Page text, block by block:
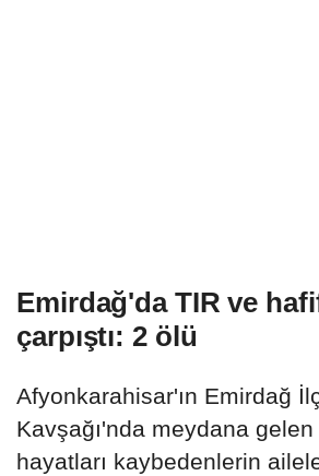
Emirdağ'da TIR ve
çarpıştı: 2 ölü
Afyonkarahisar'ın Emirdağ
Kavşağı'nda meydana gelen
hayatları kaybedenlerin